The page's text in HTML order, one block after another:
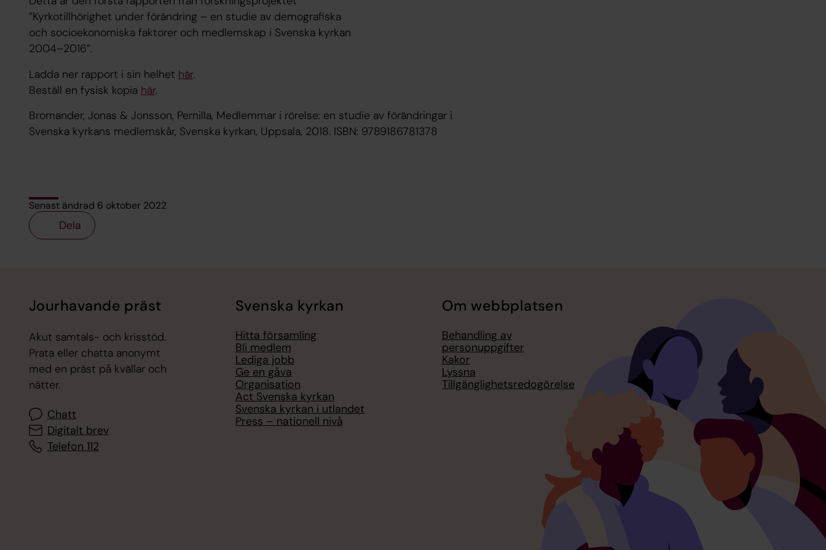
”Kyrkotillhörighet under förändring – en studie av demografiska
och socioekonomiska faktorer och medlemskap i Svenska kyrkan
2004–2016”.
Ladda ner rapport i sin helhet här.
Beställ en fysisk kopia här.
Bromander, Jonas & Jonsson, Pernilla, Medlemmar i rörelse: en studie av förändringar i
Svenska kyrkans medlemskår, Svenska kyrkan, Uppsala, 2018. ISBN: 9789186781378
Senast ändrad 6 oktober 2022
Dela
Jourhavande präst
Akut samtals- och krisstöd.
Prata eller chatta anonymt
med en präst på kvällar och
nätter.
Chatt
Digitalt brev
Telefon 112
Svenska kyrkan
Hitta församling
Bli medlem
Lediga jobb
Ge en gåva
Organisation
Act Svenska kyrkan
Svenska kyrkan i utlandet
Press – nationell nivå
Om webbplatsen
Behandling av
personuppgifter
Kakor
Lyssna
Tillgänglighetsredogörelse